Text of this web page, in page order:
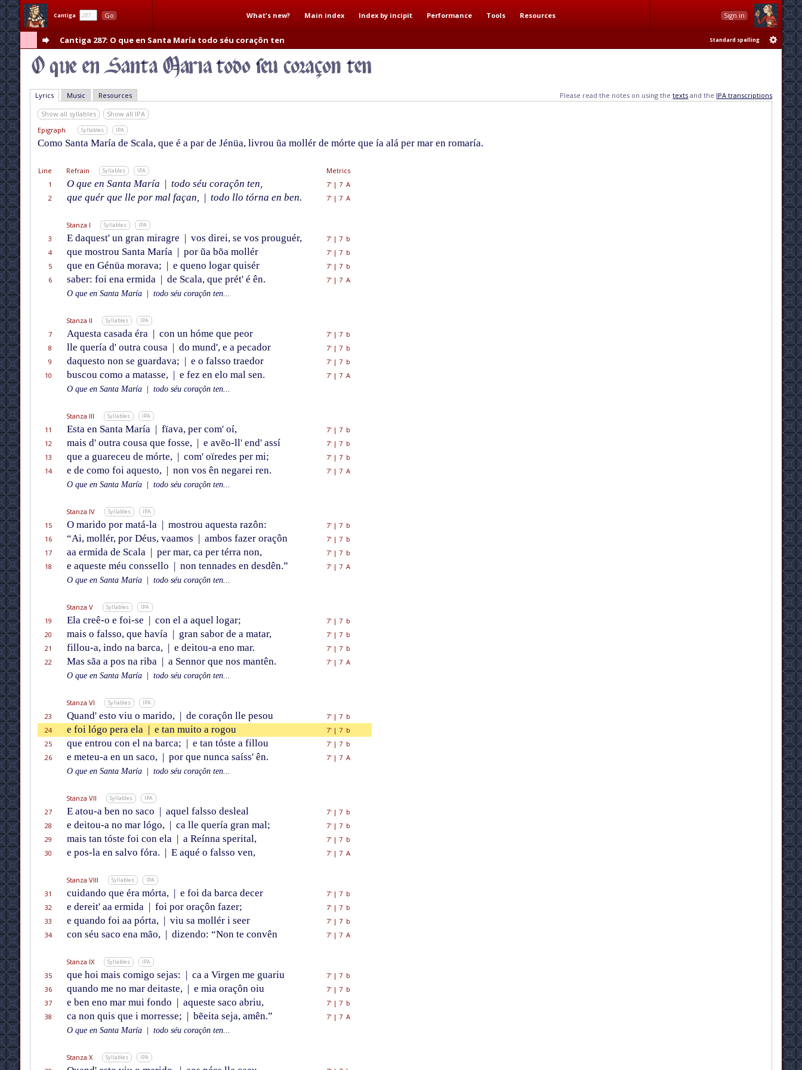
Cantiga Go What's new? Main index Index by incipit Performance Tools Resources Sign in
Cantiga 287: O que en Santa María todo séu coraçôn ten Standard spelling
Lyrics Music Resources Please read the notes on using thetexts and the IPA transcriptions
Show all syllables
Show all IPA
Epigraph
Syllables IPA
Como Santa María de Scala, que é a par de Jénüa, livrou ũa mollér de mórte que ía alá per mar en romaría.
Line Refrain Syllables IPA
Metrics
1
O que en Santa María | todo séu coraçôn ten, 7'| 7 A
2
que quér que lle por mal façan, | todo llo tórna en ben. 7'| 7 A
Stanza I Syllables IPA
3 E daquest' un gran miragre | vos direi, se vos prouguér, 7'| 7 b
4
que mostrou Santa María | por ũa bõa mollér 7'| 7 b
5
que en Génüa morava; | e queno logar quisér 7'| 7 b
6
saber: foi ena ermida | de Scala, que prét' é ên. 7'| 7 A
O que en Santa María
todo séu coraçôn ten...
Stanza II Syllables IPA
7 Aquesta casada éra | con un hóme que peor 7'| 7 b
8
lle quería d' outra cousa | do mund', e a pecador 7'| 7 b
9
daquesto non se guardava; | e o falsso traedor 7'| 7 b
10
buscou como a matasse, | e fez en elo mal sen. 7'| 7 A
O que en Santa María
todo séu coraçôn ten...
Stanza III Syllables IPA
11 Esta en Santa María | fïava, per com' oí, 7'| 7 b
12
mais d' outra cousa que fosse, | e avẽo-ll' end' assí 7'| 7 b
13
que a guareceu de mórte, | com' oïredes per mi; 7'| 7 b
14
e de como foi aquesto, | non vos ên negarei ren. 7'| 7 A
O que en Santa María
todo séu coraçôn ten...
Stanza IV Syllables IPA
15 O marido por matá-la | mostrou aquesta razôn: 7'| 7 b
16
“Ai, mollér, por Déus, vaamos | ambos fazer oraçôn 7'| 7 b
17
aa ermida de Scala | per mar, ca per térra non, 7'| 7 b
18
e aqueste méu conssello | non tennades en desdên.” 7'| 7 A
O que en Santa María
todo séu coraçôn ten...
Stanza V Syllables IPA
19 Ela creê-o e foi-se | con el a aquel logar; 7'| 7 b
20
mais o falsso, que havía | gran sabor de a matar, 7'| 7 b
21
fillou-a, indo na barca, | e deitou-a eno mar. 7'| 7 b
22
Mas sãa a pos na riba | a Sennor que nos mantên. 7'| 7 A
O que en Santa María
todo séu coraçôn ten...
Stanza VI Syllables IPA
23 Quand' esto viu o marido, | de coraçôn lle pesou 7'| 7 b
24
e foi lógo pera ela | e tan muito a rogou 7'| 7 b
25
que entrou con el na barca; | e tan tóste a fillou 7'| 7 b
26
e meteu-a en un saco, | por que nunca saíss' ên. 7'| 7 A
O que en Santa María
todo séu coraçôn ten...
Stanza VII Syllables IPA
27 E atou-a ben no saco | aquel falsso desleal 7'| 7 b
28
e deitou-a no mar lógo, | ca lle quería gran mal; 7'| 7 b
29
mais tan tóste foi con ela | a Reínna sperital, 7'| 7 b
30
e pos-la en salvo fóra. | E aqué o falsso ven, 7'| 7 A
Stanza VIII Syllables IPA
31 cuidando que éra mórta, | e foi da barca decer 7'| 7 b
32
e dereit' aa ermida | foi por oraçôn fazer; 7'| 7 b
33
e quando foi aa pórta, | viu sa mollér i seer 7'| 7 b
34
con séu saco ena mão, | dizendo: “Non te convên 7'| 7 A
Stanza IX Syllables IPA
35 que hoi mais comigo sejas: | ca a Virgen me guariu 7'| 7 b
36
quando me no mar deitaste, | e mia oraçôn oiu 7'| 7 b
37
e ben eno mar mui fondo | aqueste saco abriu, 7'| 7 b
38
ca non quis que i morresse; | bẽeita seja, amên.” 7'| 7 A
O que en Santa María
todo séu coraçôn ten...
Stanza X Syllables IPA